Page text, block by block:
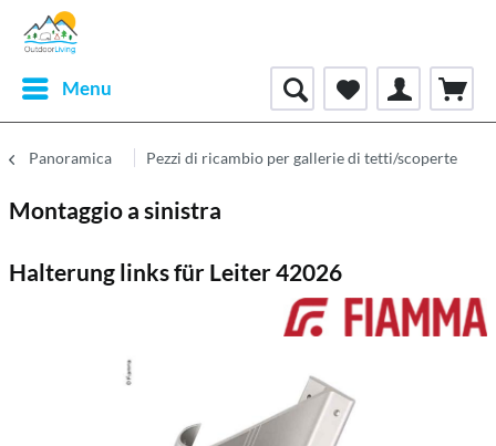
Menu
Panoramica Pezzi di ricambio per gallerie di tetti/scoperte
Montaggio a sinistra
Halterung links für Leiter 42026